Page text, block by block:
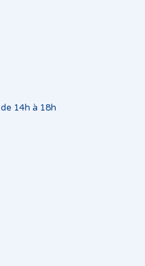
14h à 18h